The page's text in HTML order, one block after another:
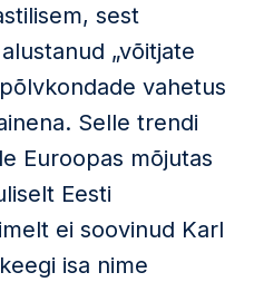
sest
„võitjate
vahetus
Selle trendi
Euroopas mõjutas
Eesti
ei soovinud Karl
isa nime